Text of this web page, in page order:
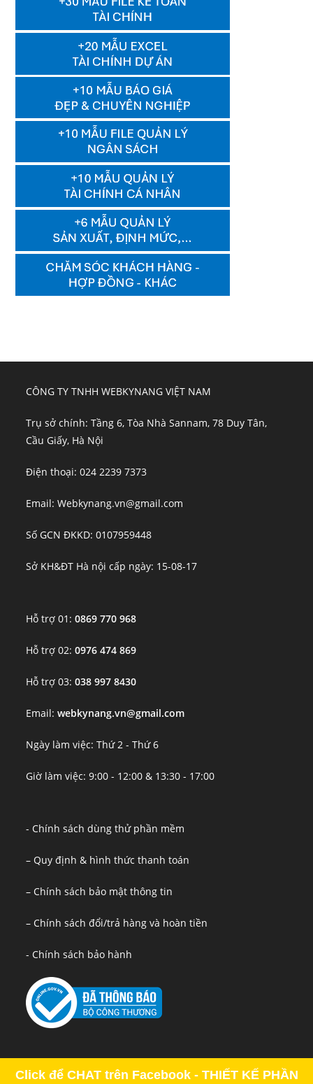
CÔNG TY TNHH WEBKYNANG VIỆT NAM
Trụ sở chính: Tầng 6, Tòa Nhà Sannam, 78 Duy Tân,
Cầu Giấy, Hà Nội
Điện thoại: 024 2239 7373
Email: Webkynang.vn@gmail.com
Số GCN ĐKKD: 0107959448
Sở KH&ĐT Hà nội cấp ngày: 15-08-17
Hỗ trợ 01:0869 770 968
Hỗ trợ 02:0976 474 869
Hỗ trợ 03:038 997 8430
Email:webkynang.vn@gmail.com
Ngày làm việc: Thứ 2 - Thứ 6
Giờ làm việc: 9:00 - 12:00 & 13:30 - 17:00
- Chính sách dùng thử phần mềm
– Quy định & hình thức thanh toán
– Chính sách bảo mật thông tin
– Chính sách đổi/trả hàng và hoàn tiền
- Chính sách bảo hành
Click để CHAT trên Facebook - THIẾT KẾ PHẦN